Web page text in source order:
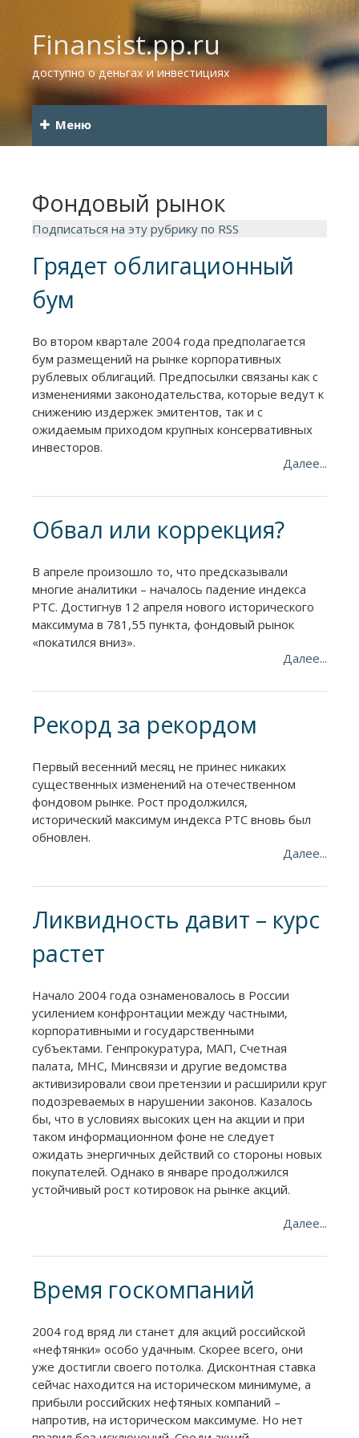
Finansist.pp.ru
доступно о деньгах и инвестициях
Меню
Фондовый рынок
Подписаться на эту рубрику по RSS
Грядет облигационный
бум
Во втором квартале 2004 года предполагается
бум размещений на рынке корпоративных
рублевых облигаций. Предпосылки связаны как с
изменениями законодательства, которые ведут к
снижению издержек эмитентов, так и с
ожидаемым приходом крупных консервативных
инвесторов.
Далее...
Обвал или коррекция?
В апреле произошло то, что предсказывали
многие аналитики – началось падение индекса
РТС. Достигнув 12 апреля нового исторического
максимума в 781,55 пункта, фондовый рынок
«покатился вниз».
Далее...
Рекорд за рекордом
Первый весенний месяц не принес никаких
существенных изменений на отечественном
фондовом рынке. Рост продолжился,
исторический максимум индекса РТС вновь был
обновлен.
Далее...
Ликвидность давит – курс
растет
Начало 2004 года ознаменовалось в России
усилением конфронтации между частными,
корпоративными и государственными
субъектами. Генпрокуратура, МАП, Счетная
палата, МНС, Минсвязи и другие ведомства
активизировали свои претензии и расширили круг
подозреваемых в нарушении законов. Казалось
бы, что в условиях высоких цен на акции и при
таком информационном фоне не следует
ожидать энергичных действий со стороны новых
покупателей. Однако в январе продолжился
устойчивый рост котировок на рынке акций.
Далее...
Время госкомпаний
2004 год вряд ли станет для акций российской
«нефтянки» особо удачным. Скорее всего, они
уже достигли своего потолка. Дисконтная ставка
сейчас находится на историческом минимуме, а
прибыли российских нефтяных компаний –
напротив, на историческом максимуме. Но нет